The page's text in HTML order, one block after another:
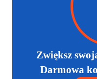
Zwiększ
Darmowa